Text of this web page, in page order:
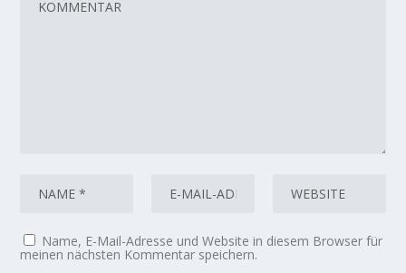
Name, E-Mail-Adresse und Website in diesem Browser für
meinen nächsten Kommentar speichern.